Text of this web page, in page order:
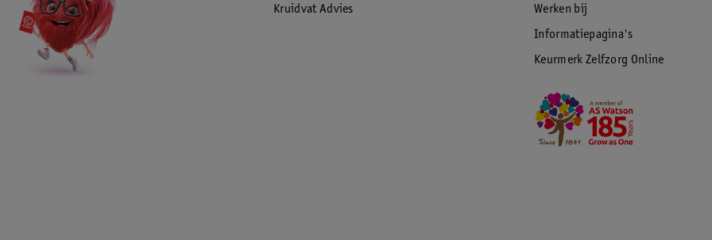
Kruidvat Advies
Werken bij
Informatiepagina's
Keurmerk Zelfzorg Online